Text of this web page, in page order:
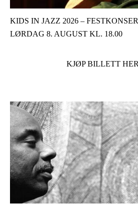
KIDS IN JAZZ 2026 –
LØRDAG 8. AUGUST KL. 18.00
KJØP BILLETT HER